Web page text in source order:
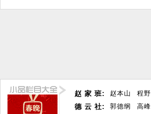
赵 家 班:
德 云 社:
赵本山 程野
郭德纲
高峰